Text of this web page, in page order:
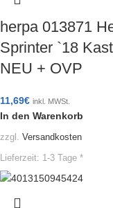
herpa 013871
Sprinter `18
NEU + OVP
11,69€ inkl. MWSt.
In den Warenkorb
zzgl. Versandkosten
Lieferzeit: 1-3 Tage *